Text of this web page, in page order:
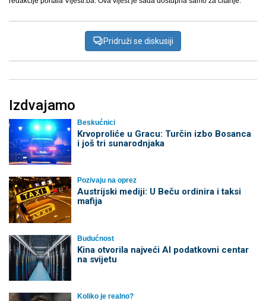
Pridruži se diskusiji
Izdvajamo
Beskućnici
Krvoproliće u Gracu: Turčin izbo Bosanca
i još tri sunarodnjaka
Pozivaju na oprez
Austrijski mediji: U Beču ordinira i taksi
mafija
Budućnost
Kina otvorila najveći AI podatkovni centar
na svijetu
Koliko je realno?